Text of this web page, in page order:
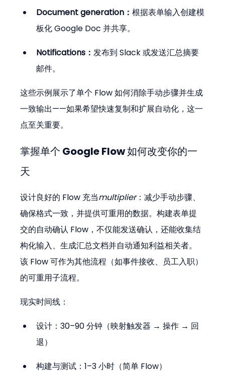
Document generation：根据表单输入创建模
板化 Google Doc 并共享。
Notifications：发布到 Slack 或发送汇总摘要
邮件。
这些示例展示了单个 Flow 如何消除手动步骤并生成
一致输出——如果希望快速复制和扩展自动化，这一
点至关重要。
掌握单个 Google Flow 如何改变你的一
天
设计良好的 Flow 充当multiplier：减少手动步骤、
确保格式一致，并提供可重用的数据。构建表单提
交的自动确认 Flow，不仅能发送确认，还能收集结
构化输入、生成汇总文档并自动通知利益相关者。
该 Flow 可作为其他流程（如事件接收、员工入职）
的可重用子流程。
现实时间线：
设计：30–90 分钟（映射触发器 → 操作 → 回
退）
构建与测试：1–3 小时（简单 Flow）